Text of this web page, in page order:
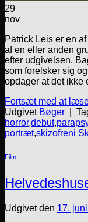
29
nov
Patrick Leis er en
af en eller anden
efter udgivelsen.
som forelsker sig
opdager at det ikke
Fortsæt med at
Udgivet Bøger
horror,debut,
portræt,skizofreni
Film
Udgivet den 17.